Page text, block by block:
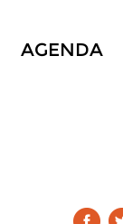
AGENDA